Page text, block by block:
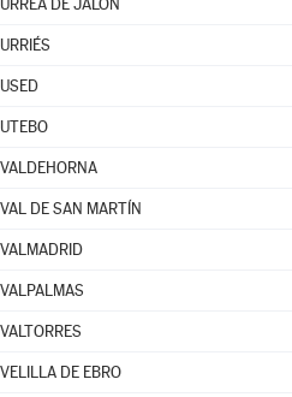
URREA DE JALÓN
URRIÉS
USED
UTEBO
VALDEHORNA
VAL DE SAN MARTÍN
VALMADRID
VALPALMAS
VALTORRES
VELILLA DE EBRO